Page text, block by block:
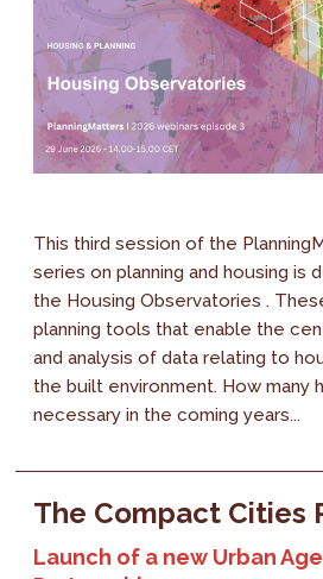
This third session of the
series on planning and housing is
the Housing Observatories .
planning tools that enable the
and analysis of data relating to
the built environment. How many
necessary in the coming years...
The Compact Cities
Launch of a new Urban